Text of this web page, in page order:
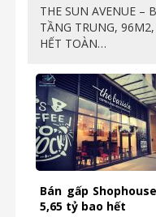
THE SUN AVENUE –
TẦNG TRUNG,
HẾT TOÀN…
Bán gấp
5,65 tỷ bao hết